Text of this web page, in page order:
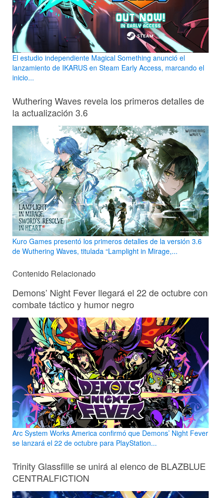
El estudio independiente Magical Something anunció el
lanzamiento de IKARUS en Steam Early Access, marcando el
inicio...
Wuthering Waves revela los primeros detalles de
la actualización 3.6
Kuro Games presentó los primeros detalles de la versión 3.6
de Wuthering Waves, titulada “Lamplight in Mirage,...
Contenido Relacionado
Demons’ Night Fever llegará el 22 de octubre con
combate táctico y humor negro
Arc System Works America confirmó que Demons’ Night Fever
se lanzará el 22 de octubre para PlayStation...
Trinity Glassfille se unirá al elenco de BLAZBLUE
CENTRALFICTION